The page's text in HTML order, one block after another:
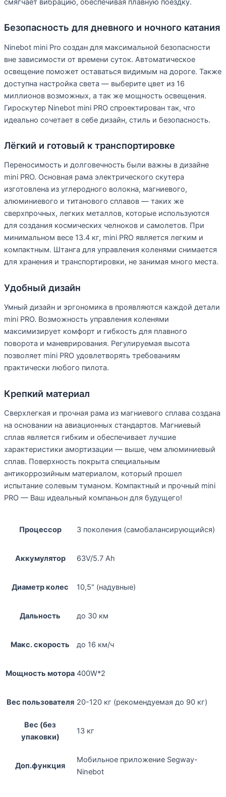
смягчает вибрацию, обеспечивая плавную поездку.
Безопасность для дневного и ночного катания
Ninebot mini Pro создан для максимальной безопасности
вне зависимости от времени суток. Автоматическое
освещение поможет оставаться видимым на дороге. Также
доступна настройка света — выберите цвет из 16
миллионов возможных, а так же мощность освещения.
Гироскутер Ninebot mini PRO спроектирован так, что
идеально сочетает в себе дизайн, стиль и безопасность.
Лёгкий и готовый к транспортировке
Переносимость и долговечность были важны в дизайне
mini PRO. Основная рама электрического скутера
изготовлена из углеродного волокна, магниевого,
алюминиевого и титанового сплавов — таких же
сверхпрочных, легких металлов, которые используются
для создания космических челноков и самолетов. При
минимальном весе 13.4 кг, mini PRO является легким и
компактным. Штанга для управления коленями снимается
для хранения и транспортировки, не занимая много места.
Удобный дизайн
Умный дизайн и эргономика в проявляются каждой детали
mini PRO. Возможность управления коленями
максимизирует комфорт и гибкость для плавного
поворота и маневрирования. Регулируемая высота
позволяет mini PRO удовлетворять требованиям
практически любого пилота.
Крепкий материал
Сверхлегкая и прочная рама из магниевого сплава создана
на основании на авиационных стандартов. Магниевый
сплав является гибким и обеспечивает лучшие
характеристики амортизации — выше, чем алюминиевый
сплав. Поверхность покрыта специальным
антикоррозийным материалом, который прошел
испытание солевым туманом. Компактный и прочный mini
PRO — Ваш идеальный компаньон для будущего!
Процессор 3 поколения (самобалансирующийся)
Аккумулятор 63V/5.7 Ah
Диаметр колес 10,5" (надувные)
Дальность до 30 км
Макс. скорость до 16 км/ч
Мощность мотора 400W*2
Вес пользователя 20-120 кг (рекомендуемая до 90 кг)
Вес (без
упаковки)
13 кг
Доп.функция
Мобильное приложение Segway-
Ninebot